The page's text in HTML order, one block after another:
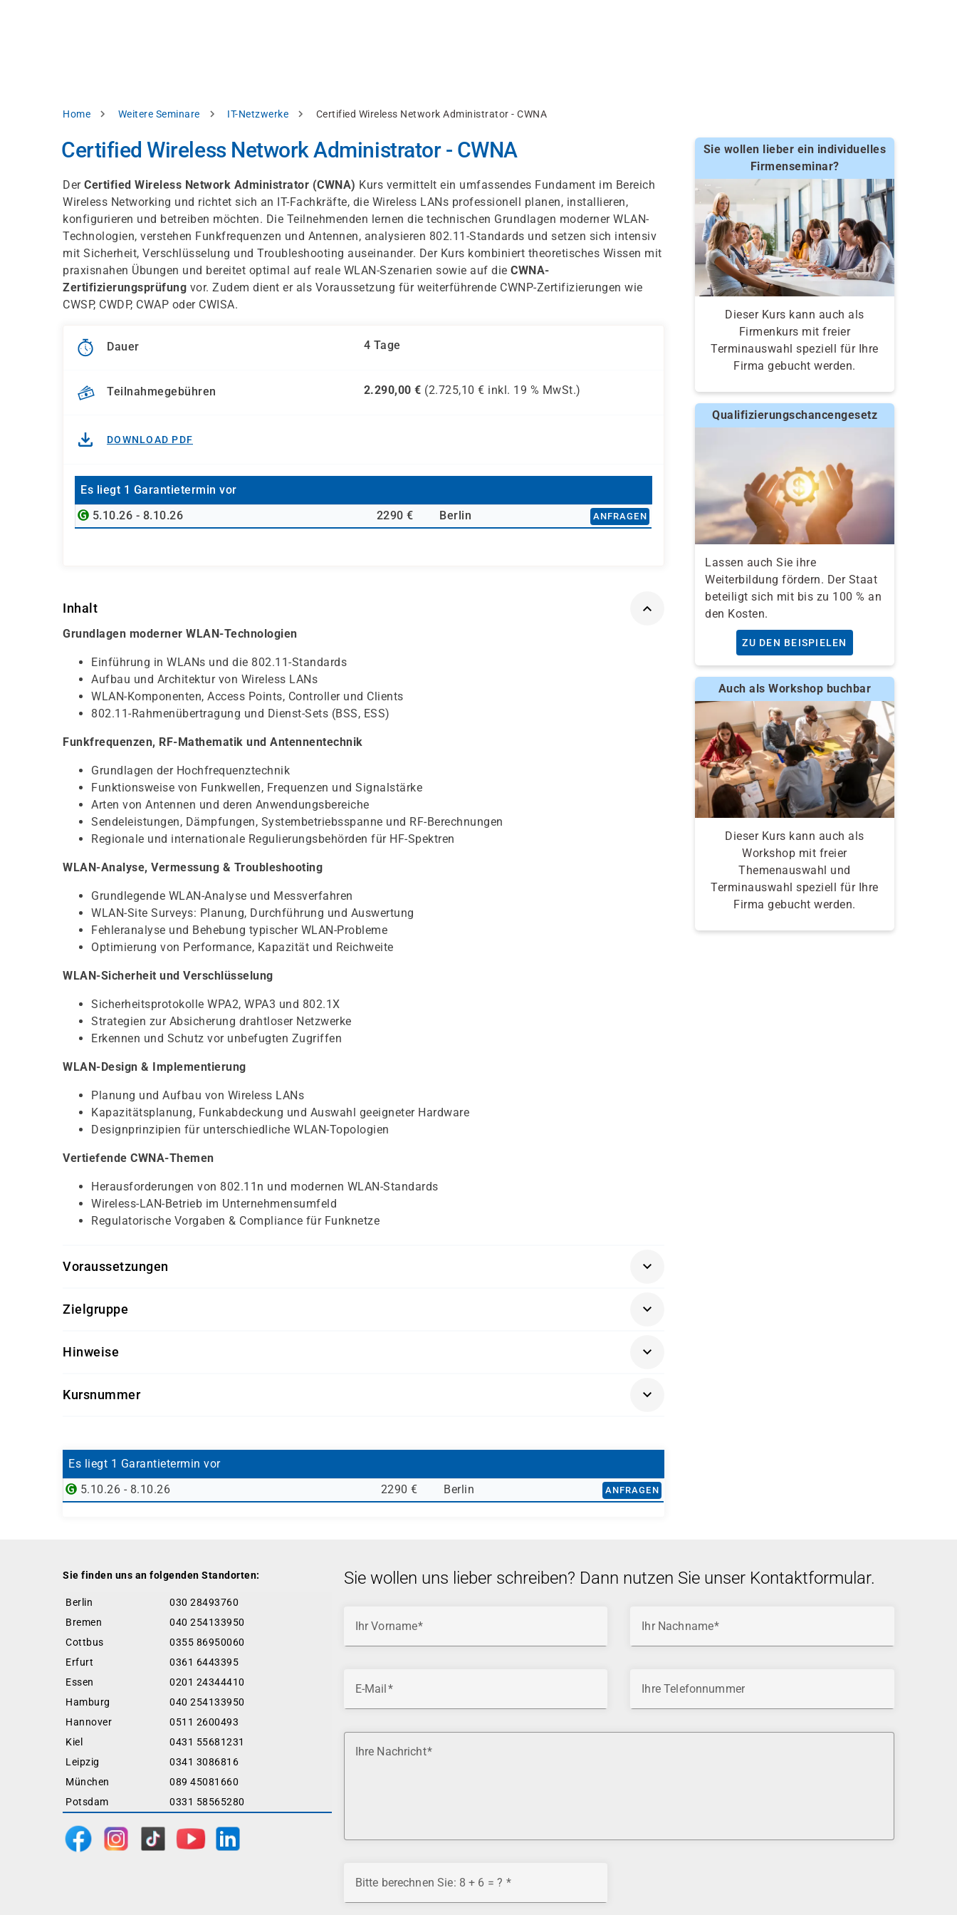
Pfadnavigation
Home Weitere Seminare IT-Netzwerke Certified Wireless Network Administrator - CWNA
Certified Wireless Network Administrator - CWNA
Der Certified Wireless Network Administrator (CWNA) Kurs vermittelt ein umfassendes Fundament im Bereich
Wireless Networking und richtet sich an IT-Fachkräfte, die Wireless LANs professionell planen, installieren,
konfigurieren und betreiben möchten. Die Teilnehmenden lernen die technischen Grundlagen moderner WLAN-
Technologien, verstehen Funkfrequenzen und Antennen, analysieren 802.11-Standards und setzen sich intensiv
mit Sicherheit, Verschlüsselung und Troubleshooting auseinander. Der Kurs kombiniert theoretisches Wissen mit
praxisnahen Übungen und bereitet optimal auf reale WLAN-Szenarien sowie auf die CWNA-
Zertifizierungsprüfung vor. Zudem dient er als Voraussetzung für weiterführende CWNP-Zertifizierungen wie
CWSP, CWDP, CWAP oder CWISA.
Dauer 4 Tage
Teilnahmegebühren 2.290,00 € (2.725,10 € inkl. 19 % MwSt.)
DOWNLOAD PDF
Es liegt 1 Garantietermin vor
5.10.26 - 8.10.26
2290 € Berlin ANFRAGEN
Inhalt
Grundlagen moderner WLAN-Technologien
Einführung in WLANs und die 802.11-Standards
Aufbau und Architektur von Wireless LANs
WLAN-Komponenten, Access Points, Controller und Clients
802.11-Rahmenübertragung und Dienst-Sets (BSS, ESS)
Funkfrequenzen, RF-Mathematik und Antennentechnik
Grundlagen der Hochfrequenztechnik
Funktionsweise von Funkwellen, Frequenzen und Signalstärke
Arten von Antennen und deren Anwendungsbereiche
Sendeleistungen, Dämpfungen, Systembetriebsspanne und RF-Berechnungen
Regionale und internationale Regulierungsbehörden für HF-Spektren
WLAN-Analyse, Vermessung & Troubleshooting
Grundlegende WLAN-Analyse und Messverfahren
WLAN-Site Surveys: Planung, Durchführung und Auswertung
Fehleranalyse und Behebung typischer WLAN-Probleme
Optimierung von Performance, Kapazität und Reichweite
WLAN-Sicherheit und Verschlüsselung
Sicherheitsprotokolle WPA2, WPA3 und 802.1X
Strategien zur Absicherung drahtloser Netzwerke
Erkennen und Schutz vor unbefugten Zugriffen
WLAN-Design & Implementierung
Planung und Aufbau von Wireless LANs
Kapazitätsplanung, Funkabdeckung und Auswahl geeigneter Hardware
Designprinzipien für unterschiedliche WLAN-Topologien
Vertiefende CWNA-Themen
Herausforderungen von 802.11n und modernen WLAN-Standards
Wireless-LAN-Betrieb im Unternehmensumfeld
Regulatorische Vorgaben & Compliance für Funknetze
Voraussetzungen
Grundlegende Kenntnisse im Networking
Keine formalen Zertifizierungen erforderlich
Zielgruppe
IT-Fachkräfte, die ein fundiertes WLAN-Wissen aufbauen möchten
Hinweise
Ideal für Unternehmen, die zuverlässige und sichere WLAN-Infrastrukturen benötigen.
Kursnummer
Es liegt 1 Garantietermin vor
5.10.26 - 8.10.26
2290 € Berlin ANFRAGEN
Sie wollen lieber ein individuelles
Firmenseminar?
Dieser Kurs kann auch als
Firmenkurs mit freier
Terminauswahl speziell für Ihre
Firma gebucht werden.
Qualifizierungschancengesetz
Lassen auch Sie ihre
Weiterbildung fördern. Der Staat
beteiligt sich mit bis zu 100 % an
den Kosten.
ZU DEN BEISPIELEN
Auch als Workshop buchbar
Dieser Kurs kann auch als
Workshop mit freier
Themenauswahl und
Terminauswahl speziell für Ihre
Firma gebucht werden.
Sie finden uns an folgenden Standorten:
Berlin
030 28493760
Bremen
040 254133950
Cottbus
0355 86950060
Erfurt
0361 6443395
Essen
0201 24344410
Hamburg
040 254133950
Hannover
0511 2600493
Kiel
0431 55681231
Leipzig
0341 3086816
München
089 45081660
Potsdam
0331 58565280
Sie wollen uns lieber schreiben? Dann nutzen Sie unser Kontaktformular.
Ihr Vorname Ihr Nachname
E-Mail Ihre Telefonnummer
Ihre Nachricht
Bitte berechnen Sie: 8 + 6 = ?
akzeptieren
Datenschutzhinweis